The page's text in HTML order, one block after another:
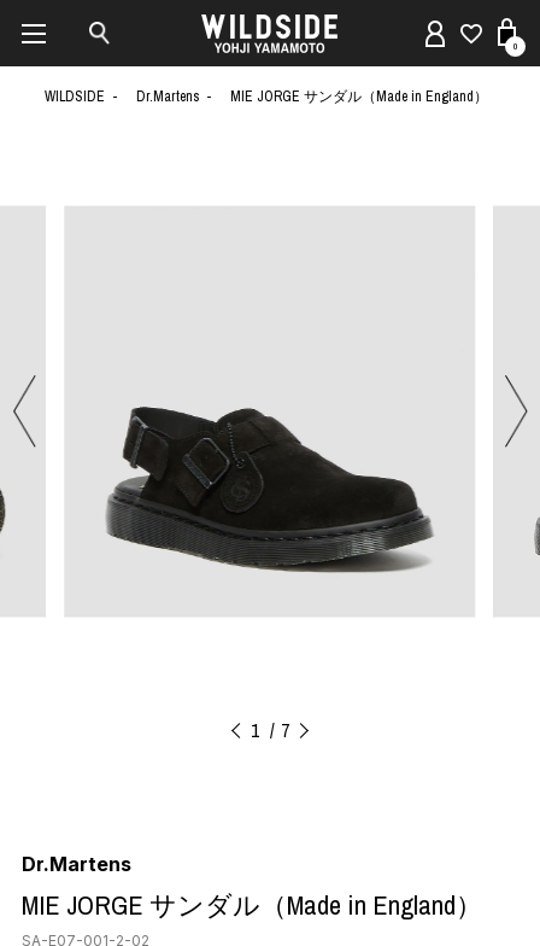
0
WILDSIDE Dr.Martens MIE JORGE サンダル（Made in England）
1 7
Dr.Martens
MIE JORGE サンダル（Made in England）
SA-E07-001-2-02